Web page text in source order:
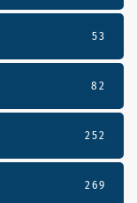
53
82
252
269